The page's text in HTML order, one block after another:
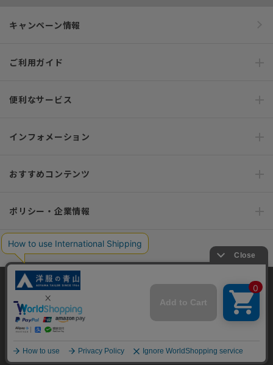
キャンペーン情報
ご利用ガイド
便利なサービス
インフォメーション
おすすめコンテンツ
ポリシー・企業情報
オーダースーツなら SHITATE
OFFICIAL SNS
当サイトでは、快適な閲覧体験とコンテンツ改善のためにCookieを使用
しています。閲覧を続けることで、Cookieの使用に同意したものとみな
します。詳細については
同意して閉じる